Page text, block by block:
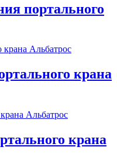
портального
крана
крана